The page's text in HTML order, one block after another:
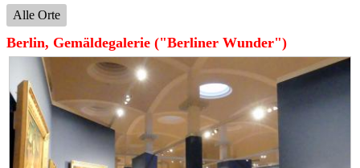
Alle Orte
Berlin, Gemäldegalerie ("Berliner Wunder")